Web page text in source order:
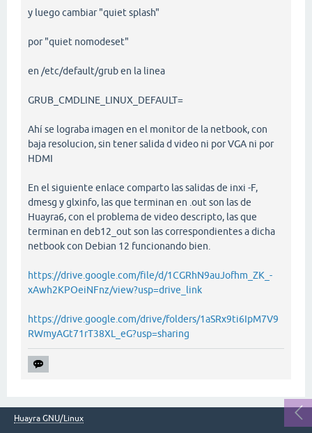
y luego cambiar "quiet splash"
por "quiet nomodeset"
en /etc/default/grub en la linea
GRUB_CMDLINE_LINUX_DEFAULT=
Ahí se lograba imagen en el monitor de la netbook, con
baja resolucion, sin tener salida d video ni por VGA ni por
HDMI
En el siguiente enlace comparto las salidas de inxi -F,
dmesg y glxinfo, las que terminan en .out son las de
Huayra6, con el problema de video descripto, las que
terminan en deb12_out son las correspondientes a dicha
netbook con Debian 12 funcionando bien.
https://drive.google.com/file/d/1CGRhN9auJofhm_ZK_-
xAwh2KPOeiNFnz/view?usp=drive_link
https://drive.google.com/drive/folders/1aSRx9ti6IpM7V9
RWmyAGt71rT38XL_eG?usp=sharing
Huayra GNU/Linux